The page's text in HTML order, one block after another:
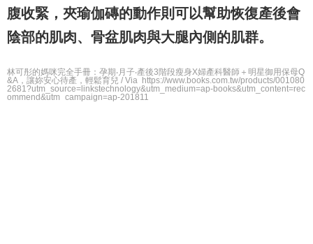
腹收緊，夾瑜伽磚的動作則可以幫助恢復產後會
陰部的肌肉、骨盆肌肉與大腿內側的肌群。
林可彤的媽咪完全手冊：孕期‧月子‧產後3階段瘦身X婦產科醫師＋明星御用保母Q
&A，讓妳安心待產，輕鬆育兒 / Via https://www.books.com.tw/products/001080
2681?utm_source=linkstechnology&utm_medium=ap-books&utm_content=rec
ommend&utm_campaign=ap-201811